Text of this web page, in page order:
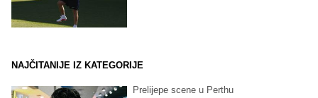
NAJČITANIJE IZ KATEGORIJE
Prelijepe scene u Perthu